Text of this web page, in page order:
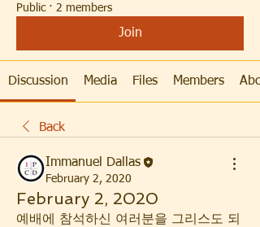
Public · 2 members
Join
Discussion Media Files Members
Back
Immanuel Dallas
February 2, 2020
February 2, 2020
예배에 참석하신 여러분을 그리스도 되